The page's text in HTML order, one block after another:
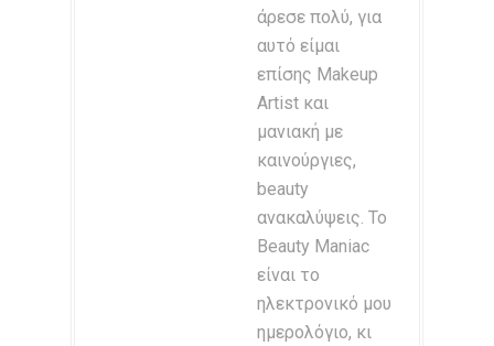
άρεσε πολύ, για
αυτό είμαι
επίσης Makeup
Artist και
μανιακή με
καινούργιες,
beauty
ανακαλύψεις. Το
Beauty Maniac
είναι το
ηλεκτρονικό μου
ημερολόγιο, κι